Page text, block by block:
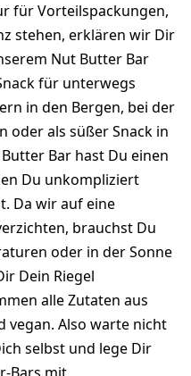
für Vorteilspackungen,
stehen, erklären wir Dir
Nut Butter Bar
für unterwegs
in den Bergen, bei der
oder als süßer Snack in
Bar hast Du einen
Du unkompliziert
Da wir auf eine
brauchst Du
oder in der Sonne
Dein Riegel
alle Zutaten aus
vegan. Also warte nicht
selbst und lege Dir